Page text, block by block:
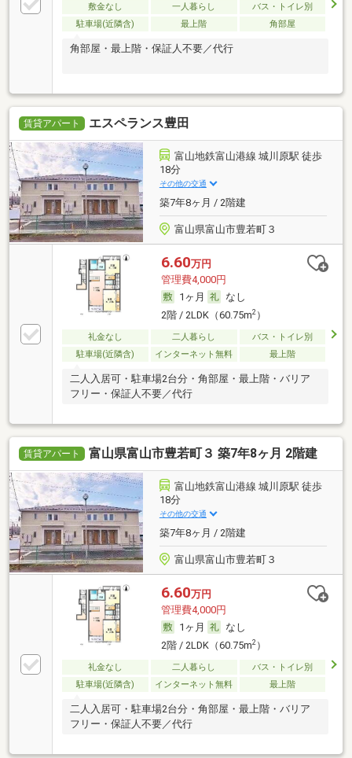
敷金なし 一人暮らし
バス・トイレ別
駐車場(近隣含)
最上階 角部屋
角部屋・最上階・保証人不要／代行
賃貸アパート エスペランス豊田
富山地鉄富山港線 城川原駅 徒歩
18分
その他の交通
築7年8ヶ月 / 2階建
富山県富山市豊若町３
6.60万円
管理費4,000円
1ヶ月
なし
2階 / 2LDK（60.75m2）
礼金なし 二人暮らし
バス・トイレ別
駐車場(近隣含)
インターネット無料 最上階
二人入居可・駐車場2台分・角部屋・最上階・バリア
フリー・保証人不要／代行
賃貸アパート 富山県富山市豊若町３ 築7年8ヶ月 2階建
富山地鉄富山港線 城川原駅 徒歩
18分
その他の交通
築7年8ヶ月 / 2階建
富山県富山市豊若町３
6.60万円
管理費4,000円
1ヶ月
なし
2階 / 2LDK（60.75m2）
礼金なし 二人暮らし
バス・トイレ別
駐車場(近隣含)
インターネット無料 最上階
二人入居可・駐車場2台分・角部屋・最上階・バリア
フリー・保証人不要／代行